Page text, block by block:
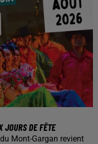
JOURS DE FÊTE
Mont-Gargan revient